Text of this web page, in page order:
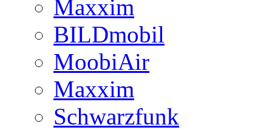
Maxxim
BILDmobil
MoobiAir
Maxxim
Schwarzfunk